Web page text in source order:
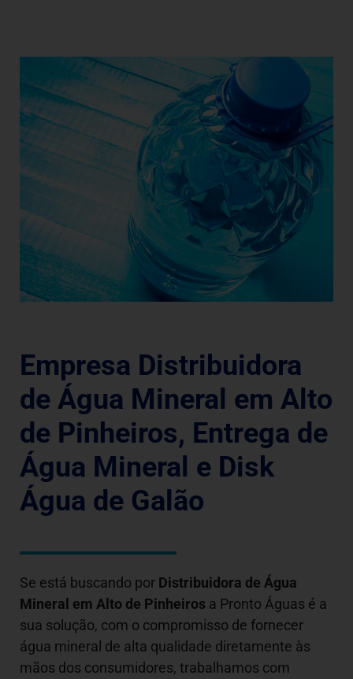
Empresa Distribuidora
de Água Mineral em Alto
de Pinheiros, Entrega de
Água Mineral e Disk
Água de Galão
Se está buscando por Distribuidora de Água
Mineral em Alto de Pinheiros a Pronto Águas é a
sua solução, com o compromisso de fornecer
água mineral de alta qualidade diretamente às
mãos dos consumidores, trabalhamos com